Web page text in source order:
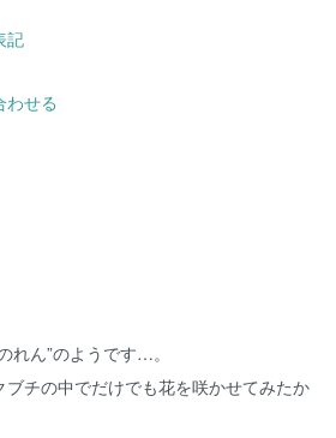
記
わせる
れん”のようです…。
チの中でだけでも花を咲かせてみたか